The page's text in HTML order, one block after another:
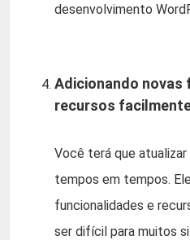
desenvolvimento
Adicionando novas
recursos
Você terá que
tempos em tempos.
funcionalidades e
ser difícil para muitos